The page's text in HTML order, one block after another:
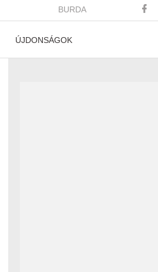
BURDA
ÚJDONSÁGOK